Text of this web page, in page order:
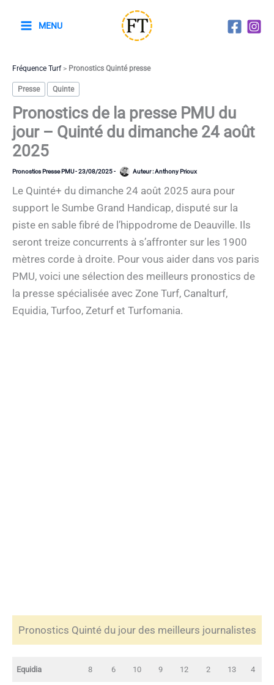
MENU
Fréquence Turf> Pronostics Quinté presse
Presse Quinte
Pronostics de la presse PMU du
jour – Quinté du dimanche 24 août
2025
Pronostics Presse PMU-23/08/2025- Auteur :Anthony Prioux
Le Quinté+ du dimanche 24 août 2025 aura pour
support le Sumbe Grand Handicap, disputé sur la
piste en sable fibré de l’hippodrome de Deauville. Ils
seront treize concurrents à s’affronter sur les 1900
mètres corde à droite. Pour vous aider dans vos paris
PMU, voici une sélection des meilleurs pronostics de
la presse spécialisée avec Zone Turf, Canalturf,
Equidia, Turfoo, Zeturf et Turfomania.
Pronostics Quinté du jour des meilleurs journalistes
Equidia 8 6 10 9 12 2 13 4